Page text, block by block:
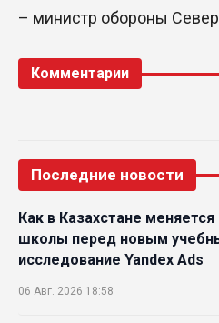
– министр обороны
Комментарии
Последние новости
Как в Казахстане
школы перед новым
исследование Yandex Ads
06 Авг. 2026 18:58